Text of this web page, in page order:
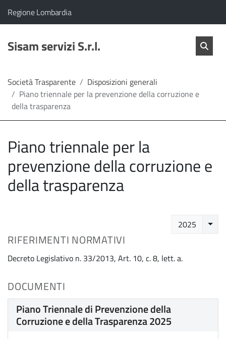
Home
Servizi
Linea
diretta
Il comune di Sisam servizi S.r.l. appartiene a:
Regione Lombardia(Apre il link in una nuova scheda)
Sisam servizi S.r.l. salta
Società Trasparente
Disposizioni generali
Piano triennale per la prevenzione della corruzione e
della trasparenza
Piano triennale per la
prevenzione della corruzione e
della trasparenza
2025
RIFERIMENTI NORMATIVI
Decreto Legislativo n. 33/2013, Art. 10, c. 8, lett. a.
DOCUMENTI
Piano Triennale di Prevenzione della
Corruzione e della Trasparenza 2025